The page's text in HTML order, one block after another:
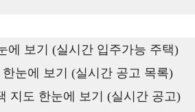
에 보기 (실시간 입주가능 주택)
눈에 보기 (실시간 공고 목록)
지도 한눈에 보기 (실시간 공고)